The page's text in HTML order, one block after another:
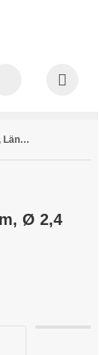
Kugelkette Edelstahl, Länge 60 cm, Ø 2,4 mm, Farbton Silber
Ø 2,4